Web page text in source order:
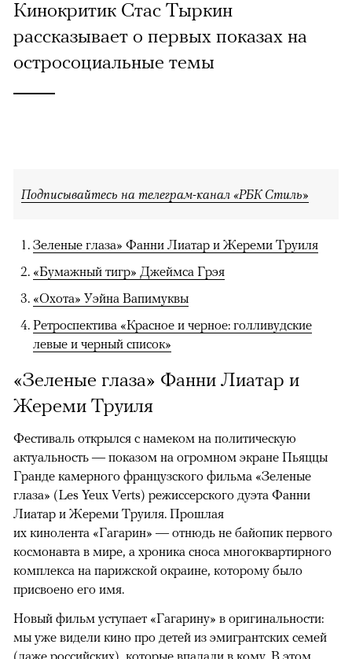
Кинокритик Стас Тыркин
рассказывает о первых показах на
остросоциальные темы
Подписывайтесь на телеграм-канал «РБК Стиль»
Зеленые глаза» Фанни Лиатар и Жереми Труиля
«Бумажный тигр» Джеймса Грэя
«Охота» Уэйна Вапимуквы
Ретроспектива «Красное и черное: голливудские
левые и черный список»
«Зеленые глаза» Фанни Лиатар и
Жереми Труиля
Фестиваль открылся с намеком на политическую
актуальность — показом на огромном экране Пьяццы
Гранде камерного французского фильма «Зеленые
глаза» (Les Yeux Verts) режиссерского дуэта Фанни
Лиатар и Жереми Труиля. Прошлая
их кинолента «Гагарин» — отнюдь не байопик первого
космонавта в мире, а хроника сноса многоквартирного
комплекса на парижской окраине, которому было
присвоено его имя.
Новый фильм уступает «Гагарину» в оригинальности:
мы уже видели кино про детей из эмигрантских семей
(даже российских), которые впадали в кому. В этом